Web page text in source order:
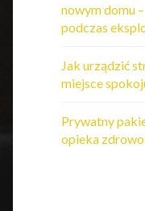
nowym domu
podczas
Jak urządzić
miejsce
Prywatny
opieka